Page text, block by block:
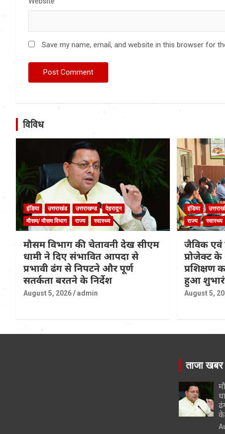
Save my name, email, and website in this browser for
विविध
इंडिया उत्तराखंड उत्तराखण्ड
देहरादून
मौसम/ मौसम विभाग
राज्य स्वास्थ्य
मौसम विभाग की चेतावनी देख सीएम
धामी ने दिए संभावित आपदा से
प्रभावी ढंग से निपटने और पूर्ण
सतर्कता बरतने के निर्देश
August 5, 2026 admin
इंडिया
राज्य
स्वास्थ्य
जैविक एवं
प्रोजेक्ट के
प्रशिक्षण
हुआ
August 5,
ताजा खबर
के